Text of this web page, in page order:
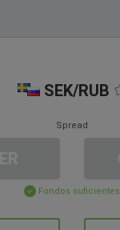
SEK/RUB
Spread
Fondos suficientes